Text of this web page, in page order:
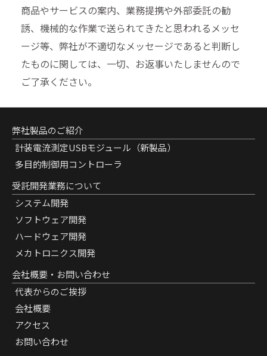
商品やサービスの案内、業務提携や外部委託の勧
誘、機械的な作業で送られてきたと思われるメッセ
ージ等、弊社が不適切なメッセージであると判断し
たものに関しては、一切、お返事いたしませんので
ご了承ください。
弊社製品のご紹介
計装電流測定USBモジュール（新製品）
多目的制御用コントローラ
受託開発業務について
システム開発
ソフトウェア開発
ハードウェア開発
メカトロニクス開発
会社概要・お問い合わせ
代表からのご挨拶
会社概要
アクセス
お問い合わせ